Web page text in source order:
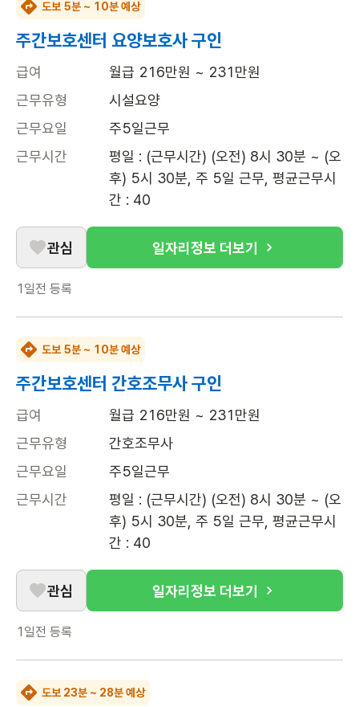
도보 5분 ~ 10분 예상
주간보호센터 요양보호사 구인
급여
월급 216만원 ~ 231만원
근무유형
시설요양
근무요일
주5일근무
근무시간
평일 : (근무시간) (오전) 8시 30분 ~ (오
후) 5시 30분, 주 5일 근무, 평균근무시
간 : 40
관심 일자리정보 더보기
1일전 등록
도보 5분 ~ 10분 예상
주간보호센터 간호조무사 구인
급여
월급 216만원 ~ 231만원
근무유형
간호조무사
근무요일
주5일근무
근무시간
평일 : (근무시간) (오전) 8시 30분 ~ (오
후) 5시 30분, 주 5일 근무, 평균근무시
간 : 40
관심 일자리정보 더보기
1일전 등록
도보 23분 ~ 28분 예상